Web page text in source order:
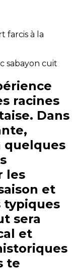
farcis à la
sabayon cuit
racines
Dans
quelques
les
et
typiques
sera
et
te